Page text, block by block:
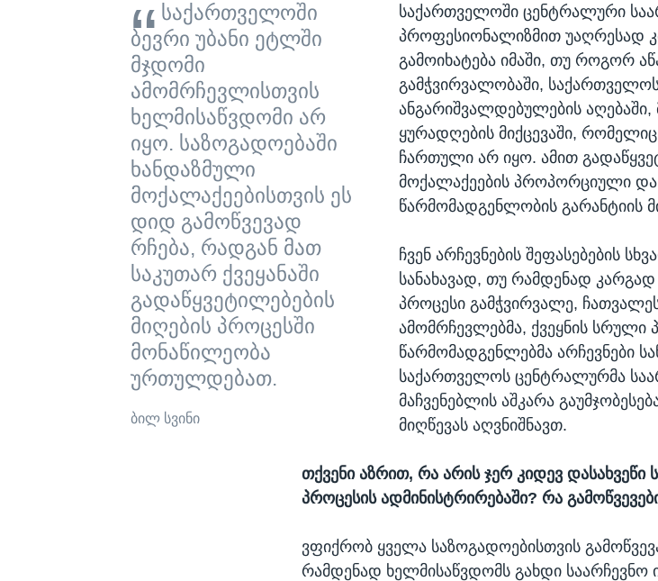
საქართველოში
ბევრი უბანი ეტლში
მჯდომი
ამომრჩევლისთვის
ხელმისაწვდომი არ
იყო. საზოგადოებაში
ხანდაზმული
მოქალაქეებისთვის ეს
დიდ გამოწვევად
რჩება, რადგან მათ
საკუთარ ქვეყანაში
გადაწყვეტილებების
მიღების პროცესში
მონაწილეობა
ურთულდებათ.
ბილ სვინი
საქართველოში ცენტრალური
პროფესიონალიზმით უაღრესად
გამოიხატება იმაში, თუ როგორ
გამჭვირვალობაში, საქართველოს
ანგარიშვალდებულების
ყურადღების მიქცევაში,
ჩართული არ იყო. ამით
მოქალაქეების პროპორციული
წარმომადგენლობის გარანტიის
ჩვენ არჩევნების შეფასებების
სანახავად, თუ რამდენად
პროცესი გამჭვირვალე,
ამომრჩევლებმა, ქვეყნის სრული
წარმომადგენლებმა არჩევნები
საქართველოს ცენტრალურმა
მაჩვენებლის აშკარა
მიღწევას აღვნიშნავთ.
თქვენი აზრით, რა არის ჯერ კიდევ
პროცესის ადმინისტრირებაში? რა
ვფიქრობ ყველა საზოგადოებისთვის
რამდენად ხელმისაწვდომს გახდი